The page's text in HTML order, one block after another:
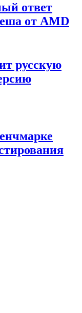
ответ
от AMD
русскую